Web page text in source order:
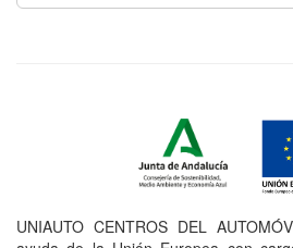
UNIAUTO CENTROS DEL